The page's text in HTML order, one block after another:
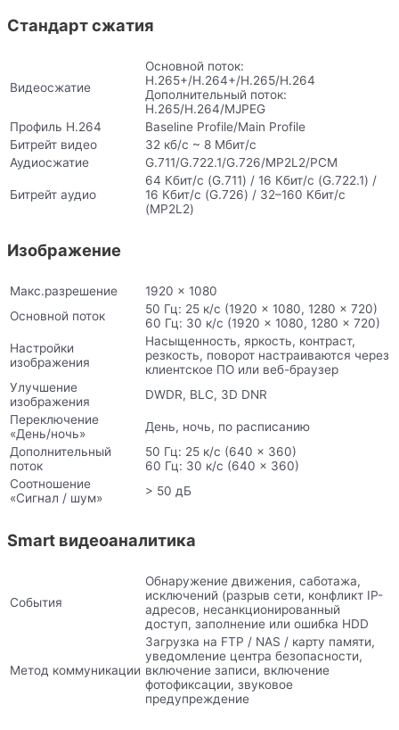
Стандарт сжатия
Видеосжатие
Основной поток:
H.265+/H.264+/H.265/H.264
Дополнительный поток:
H.265/H.264/MJPEG
Профиль H.264
Baseline Profile/Main Profile
Битрейт видео
32 кб/с ~ 8 Мбит/с
Аудиосжатие
G.711/G.722.1/G.726/MP2L2/PCM
Битрейт аудио
64 Кбит/с (G.711) / 16 Кбит/с (G.722.1) /
16 Кбит/с (G.726) / 32–160 Кбит/с
(MP2L2)
Изображение
Макс.разрешение
1920 × 1080
Основной поток
50 Гц: 25 к/с (1920 × 1080, 1280 × 720)
60 Гц: 30 к/с (1920 × 1080, 1280 × 720)
Настройки
изображения
Насыщенность, яркость, контраст,
резкость, поворот настраиваются через
клиентское ПО или веб-браузер
Улучшение
изображения
DWDR, BLC, 3D DNR
Переключение
«День/ночь»
День, ночь, по расписанию
Дополнительный
поток
50 Гц: 25 к/с (640 × 360)
60 Гц: 30 к/с (640 × 360)
Соотношение
«Сигнал / шум»
> 50 дБ
Smart видеоаналитика
События
Обнаружение движения, саботажа,
исключений (разрыв сети, конфликт IP-
адресов, несанкционированный
доступ, заполнение или ошибка HDD
Метод коммуникации
Загрузка на FTP / NAS / карту памяти,
уведомление центра безопасности,
включение записи, включение
фотофиксации, звуковое
предупреждение